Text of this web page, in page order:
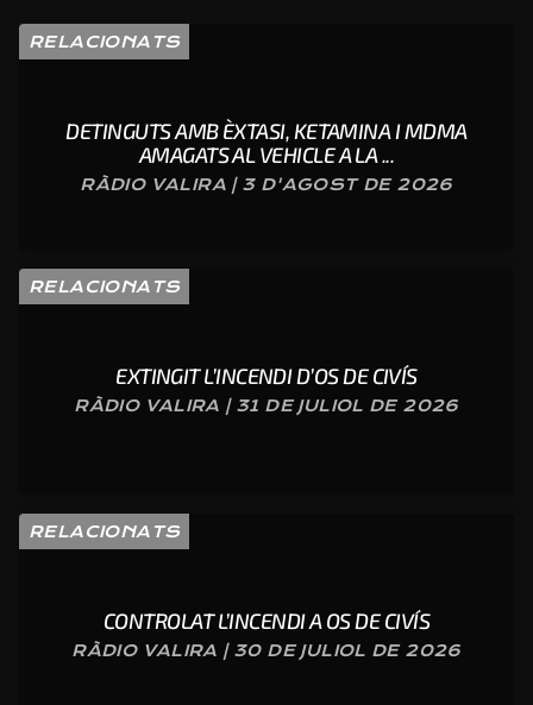
RELACIONATS
DETINGUTS AMB ÈXTASI, KETAMINA I MDMA
AMAGATS AL VEHICLE A LA ...
RÀDIO VALIRA | 3 D'AGOST DE 2026
RELACIONATS
EXTINGIT L’INCENDI D’OS DE CIVÍS
RÀDIO VALIRA | 31 DE JULIOL DE 2026
RELACIONATS
CONTROLAT L’INCENDI A OS DE CIVÍS
RÀDIO VALIRA | 30 DE JULIOL DE 2026